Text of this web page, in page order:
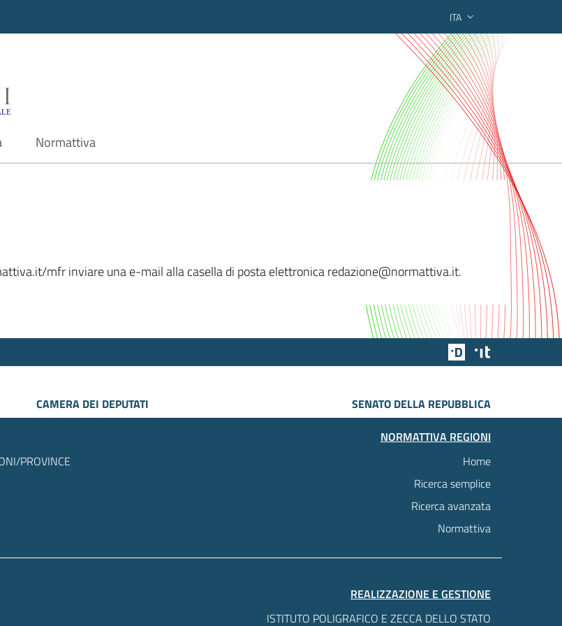
ITA
di ricerca federato regionale
Normattiva
mfr inviare una e-mail alla casella di posta elettronica redazione@normattiva.it.
Team Digitale
CAMERA DEI DEPUTATI
SENATO DELLA REPUBBLICA
PROVINCE
NORMATTIVA REGIONI
Home
Ricerca semplice
Ricerca avanzata
Normattiva
REALIZZAZIONE E GESTIONE
ISTITUTO POLIGRAFICO E ZECCA DELLO STATO